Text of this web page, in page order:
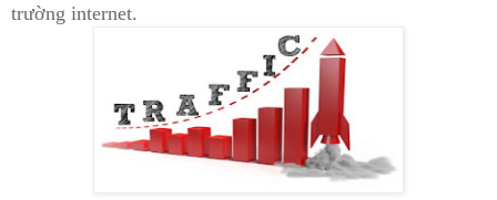
trường internet.